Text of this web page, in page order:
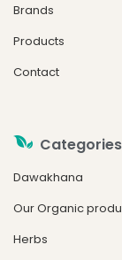
Brands
Products
Contact
Categories
Dawakhana
Our Organic
Herbs